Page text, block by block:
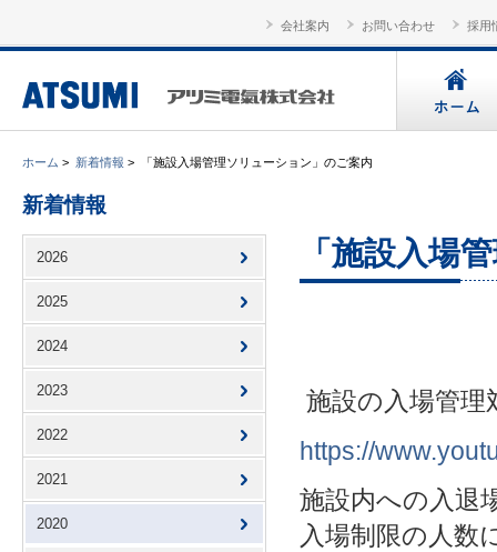
会社案内 お問い合わせ 採用
ホーム > 新着情報 > 「施設入場管理ソリューション」のご案内
新着情報
「施設入場
施設の入場管
https://
施設内への入退
入場制限の人数
2026
2025
2024
2023
2022
2021
2020